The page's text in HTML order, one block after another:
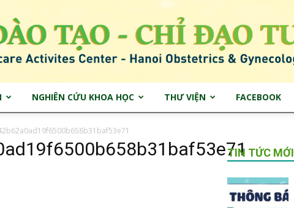
NGHIÊN CỨU KHOA HỌC THƯ VIỆN FACEBOOK
TIN TỨC MỚI